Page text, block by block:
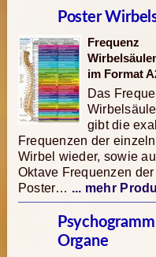
Poster
Frequenz
im Format
Das
gibt die
Frequenzen der
Wirbel wieder, sowie
Oktave Frequenzen
Poster… ... mehr
Organe